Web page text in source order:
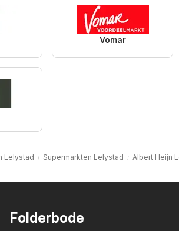
Vomar
Lelystad Supermarkten Lelystad Albert Heijn
Folderbode